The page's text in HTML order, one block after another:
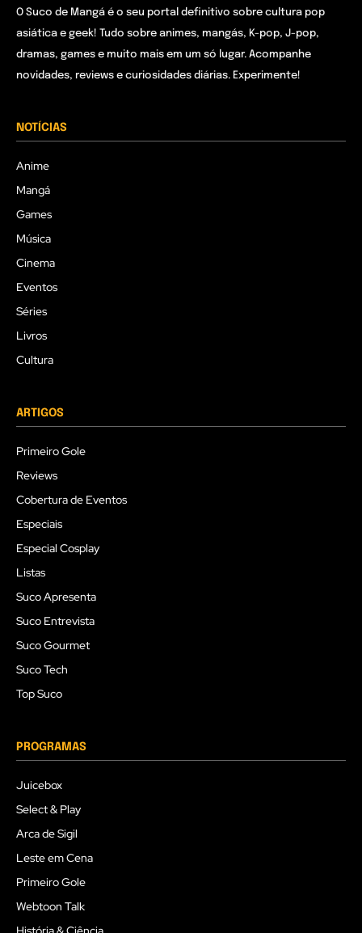
O Suco de Mangá é o seu portal definitivo sobre cultura pop
asiática e geek! Tudo sobre animes, mangás, K-pop, J-pop,
dramas, games e muito mais em um só lugar. Acompanhe
novidades, reviews e curiosidades diárias. Experimente!
NOTÍCIAS
Anime
Mangá
Games
Música
Cinema
Eventos
Séries
Livros
Cultura
ARTIGOS
Primeiro Gole
Reviews
Cobertura de Eventos
Especiais
Especial Cosplay
Listas
Suco Apresenta
Suco Entrevista
Suco Gourmet
Suco Tech
Top Suco
PROGRAMAS
Juicebox
Select & Play
Arca de Sigil
Leste em Cena
Primeiro Gole
Webtoon Talk